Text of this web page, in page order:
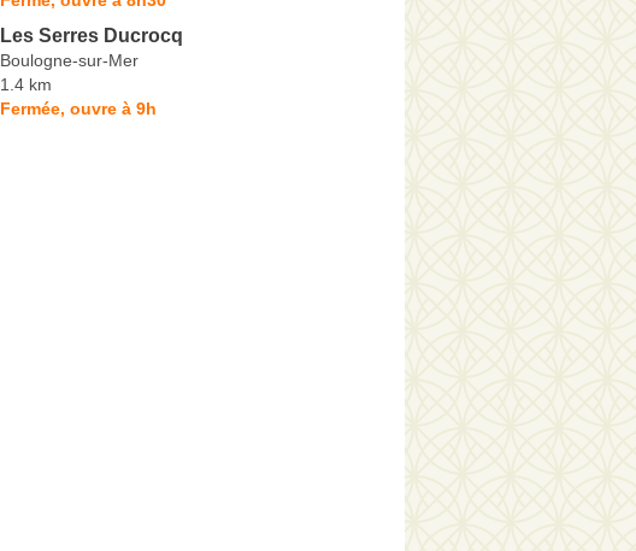
Les Serres Ducrocq
Boulogne-sur-Mer
1.4 km
Fermée, ouvre à 9h